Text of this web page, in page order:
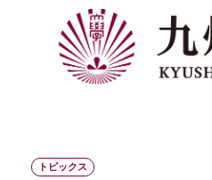
トピックス